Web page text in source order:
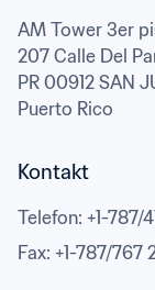
AM Tower 3er
207 Calle Del
PR 00912 SAN
Puerto Rico
Kontakt
Telefon: +1-787/
Fax: +1-787/767